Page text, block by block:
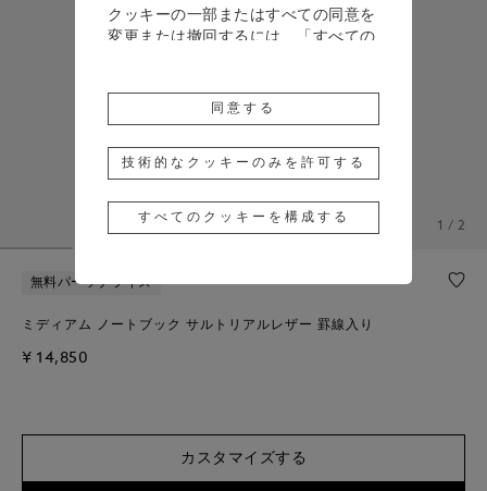
1 / 2
無料パーソナライズ
ミディアム ノートブック サルトリアルレザー 罫線入り
¥ 14,850
カスタマイズする
クッキーの一部またはすべての同意を
変更または撤回するには、「すべての
をご覧ください。
のクッキーの使用に同意したことにな
「技術的なクッキーのみを許可する」
す。
同意する
技術的なクッキーのみを許可する
すべてのクッキーを構成する